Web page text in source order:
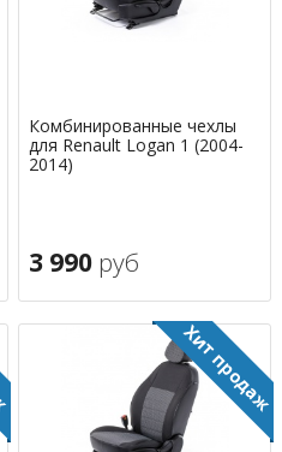
Комбинированные чехлы
для Renault Logan 1 (2004-
2014)
3 990 руб